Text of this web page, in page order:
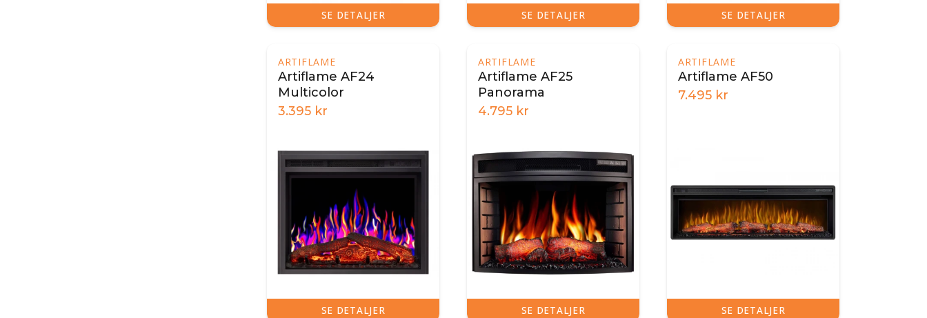
SE DETALJER SE DETALJER SE DETALJER
ARTIFLAME
Artiflame AF24
Multicolor
3.395 kr
SE DETALJER
ARTIFLAME
Artiflame AF25
Panorama
4.795 kr
SE DETALJER
ARTIFLAME
Artiflame AF50
7.495 kr
SE DETALJER